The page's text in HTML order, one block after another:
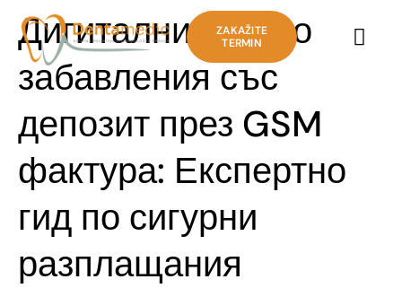
ZAKAŽITE
TERMIN
Дигитални казино
забавления със
депозит през GSM
фактура: Експертно
гид по сигурни
разплащания